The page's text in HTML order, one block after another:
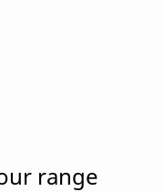
range